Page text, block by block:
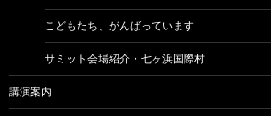
こどもたち、がんばっています
サミット会場紹介・七ヶ浜国際村
講演案内